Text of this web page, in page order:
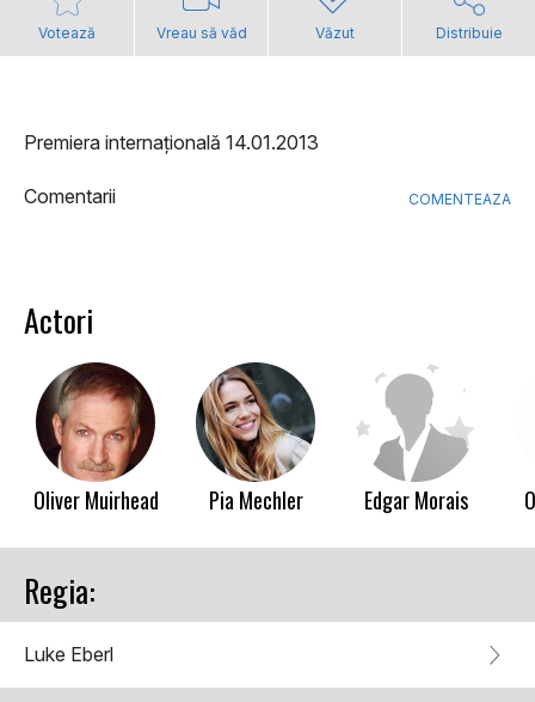
Votează Vreau să văd Văzut Distribuie
Premiera internațională 14.01.2013
Comentarii COMENTEAZA
Actori
Oliver Muirhead Pia Mechler Edgar Morais
Regia:
Luke Eberl